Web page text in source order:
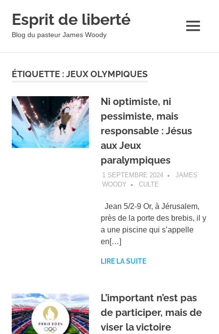
Esprit de liberté
Blog du pasteur James Woody MENU
ÉTIQUETTE :JEUX OLYMPIQUES
Ni optimiste, ni
pessimiste, mais
responsable : Jésus
aux Jeux
paralympiques
1 SEPTEMBRE 2024
JAMES
WOODY
CULTE
Jean 5/2-9 Or, à Jérusalem,
près de la porte des brebis, il y
a une piscine qui s’appelle
en[…]
LIRE LA SUITE
L’important n’est pas
de participer, mais de
viser la victoire